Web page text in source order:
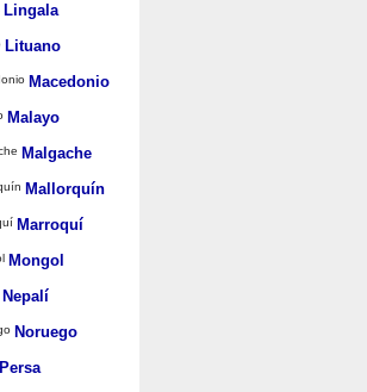
Lingala
Lituano
Macedonio
Malayo
Malgache
Mallorquín
Marroquí
Mongol
Nepalí
Noruego
Persa